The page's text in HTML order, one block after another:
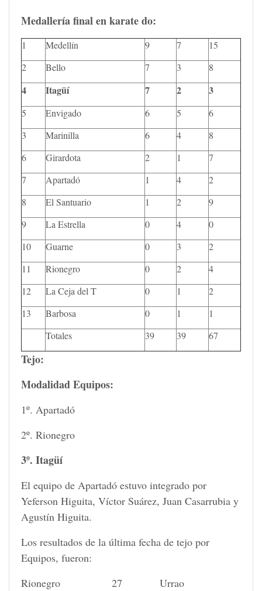
Medallería final en karate do:
1 Medellín 9 7
15
2
Bello 7 3 8
4 Itagüí 7 2 3
5 Envigado 6 5
6
3
Marinilla 6 4
8
6
Girardota 2 1
7
7
Apartadó 1 4
2
8
El Santuario 1 2
9
9
La Estrella 0 4
0
10
Guarne 0 3
2
11
Rionegro 0 2
4
12
La Ceja del T 0 1
2
13
Barbosa 0 1
1
Totales
39 39 67
Tejo:
Modalidad Equipos:
1º. Apartadó
2º. Rionegro
3º. Itagüí
El equipo de Apartadó estuvo integrado por
Yeferson Higuita, Víctor Suárez, Juan Casarrubia y
Agustín Higuita.
Los resultados de la última fecha de tejo por
Equipos, fueron:
Rionegro 27 Urrao